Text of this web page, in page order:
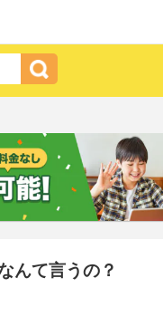
んて言うの？